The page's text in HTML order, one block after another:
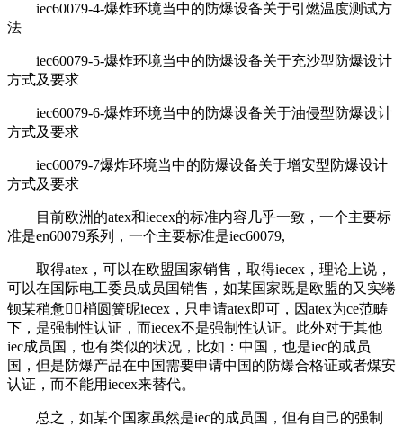
iec60079-4-爆炸环境当中的防爆设备关于引燃温度测试方
法
iec60079-5-爆炸环境当中的防爆设备关于充沙型防爆设计
方式及要求
iec60079-6-爆炸环境当中的防爆设备关于油侵型防爆设计
方式及要求
iec60079-7爆炸环境当中的防爆设备关于增安型防爆设计
方式及要求
目前欧洲的atex和iecex的标准内容几乎一致，一个主要标
准是en60079系列，一个主要标准是iec60079,
取得atex，可以在欧盟国家销售，取得iecex，理论上说，
可以在国际电工委员成员国销售，如某国家既是欧盟的又实绻
钡某稍惫梢圆簧昵iecex，只申请atex即可，因atex为ce范畴
下，是强制性认证，而iecex不是强制性认证。此外对于其他
iec成员国，也有类似的状况，比如：中国，也是iec的成员
国，但是防爆产品在中国需要申请中国的防爆合格证或者煤安
认证，而不能用iecex来替代。
总之，如某个国家虽然是iec的成员国，但有自己的强制